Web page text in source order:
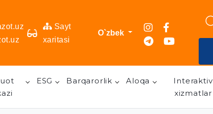
Sayt
xaritasi
O`zbek
ESG Barqarorlik Aloqa
Interaktiv
xizmatlar